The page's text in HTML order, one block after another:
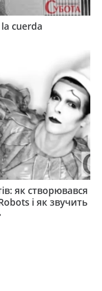
la cuerda
як створювався
і як звучить